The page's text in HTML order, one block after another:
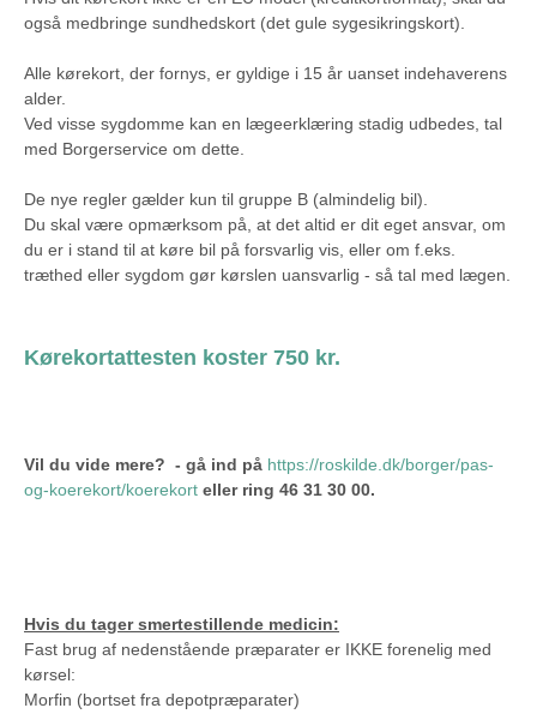
også medbringe sundhedskort (det gule sygesikringskort).
Alle kørekort, der fornys, er gyldige i 15 år uanset indehaverens
alder.
Ved visse sygdomme kan en lægeerklæring stadig udbedes, tal
med Borgerservice om dette.
De nye regler gælder kun til gruppe B (almindelig bil).
Du skal være opmærksom på, at det altid er dit eget ansvar, om
du er i stand til at køre bil på forsvarlig vis, eller om f.eks.
træthed eller sygdom gør kørslen uansvarlig - så tal med lægen.
Kørekortattesten koster 750 kr.
Vil du vide mere? - gå ind på https://roskilde.dk/borger/pas-
og-koerekort/koerekort eller ring 46 31 30 00.
Hvis du tager smertestillende medicin:
Fast brug af nedenstående præparater er IKKE forenelig med
kørsel:
Morfin (bortset fra depotpræparater)